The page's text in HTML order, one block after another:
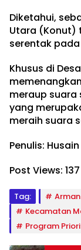
Diketahui,
Utara (Konut)
serentak pada
Khusus di
meraup suara
yang
meraih suara
Penulis: Husain
Post Views: 137
Tag: Arman
Kecamatan
Program